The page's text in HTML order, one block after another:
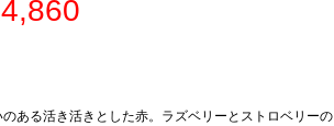
のある活き活きとした赤。ラズベリーとストロベリーの